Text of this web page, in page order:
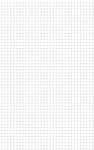
MAIL